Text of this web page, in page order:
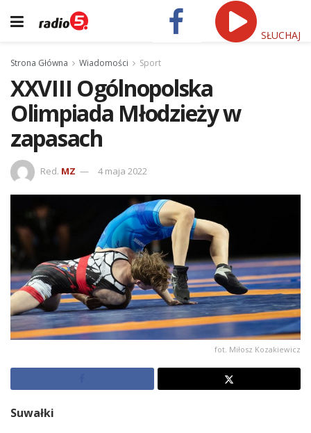
SŁUCHAJ
Strona Główna Wiadomości Sport
XXVIII Ogólnopolska
Olimpiada Młodzieży w
zapasach
Red. MZ 4 maja 2022
fot. Miłosz Kozakiewicz
Suwałki